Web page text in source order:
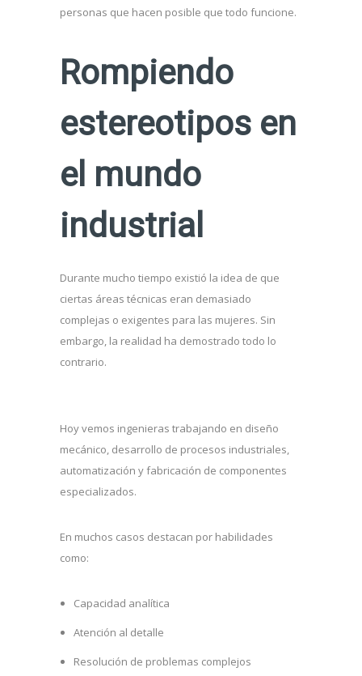
personas que hacen posible que todo funcione.
Rompiendo
estereotipos en
el mundo
industrial
Durante mucho tiempo existió la idea de que
ciertas áreas técnicas eran demasiado
complejas o exigentes para las mujeres. Sin
embargo, la realidad ha demostrado todo lo
contrario.
Hoy vemos ingenieras trabajando en diseño
mecánico, desarrollo de procesos industriales,
automatización y fabricación de componentes
especializados.
En muchos casos destacan por habilidades
como:
Capacidad analítica
Atención al detalle
Resolución de problemas complejos